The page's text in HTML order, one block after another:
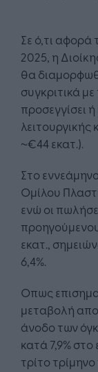
Σε ό,τι αφορά
2025, η
θα
συγκριτικά
προσεγγίσει
λειτουργικής
~€44 εκατ.).
Στο
Ομίλου
ενώ οι
εκατ.,
6,4%.
Οπως
μεταβολή
άνοδο των
κατά 7,9%
τρίτο